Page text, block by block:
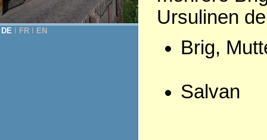
DE FR EN
Ursulinen
Brig,
Salvan